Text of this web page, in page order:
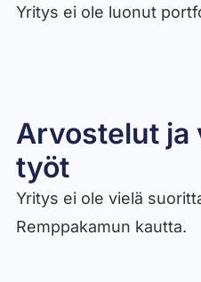
Yritys ei ole luonut
Arvostelut ja
työt​
Yritys ei ole vielä
Remppakamun kautta.